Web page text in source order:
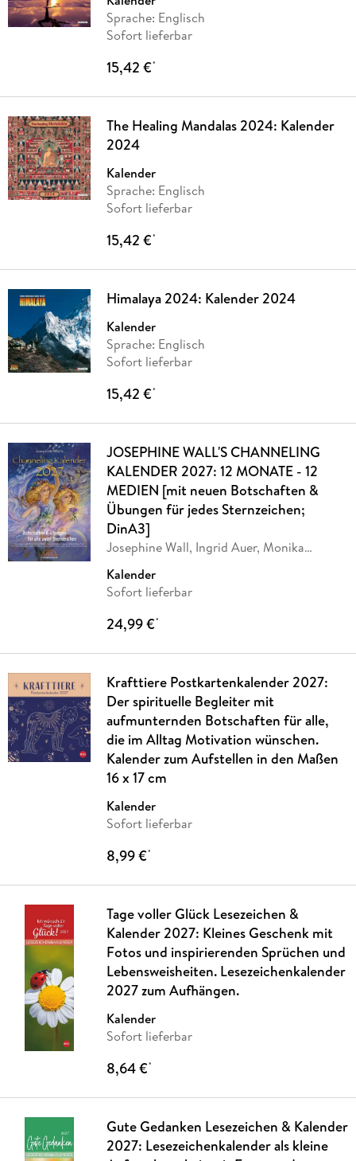
Sprache: Englisch
Sofort lieferbar
15,42 €*
The Healing Mandalas 2024: Kalender
2024
Kalender
Sprache: Englisch
Sofort lieferbar
15,42 €*
Himalaya 2024: Kalender 2024
Kalender
Sprache: Englisch
Sofort lieferbar
15,42 €*
JOSEPHINE WALL'S CHANNELING
KALENDER 2027: 12 MONATE - 12
MEDIEN [mit neuen Botschaften &
Übungen für jedes Sternzeichen;
DinA3]
Josephine Wall, Ingrid Auer, Monika
Kalender
Sofort lieferbar
24,99 €*
Krafttiere Postkartenkalender 2027:
Der spirituelle Begleiter mit
aufmunternden Botschaften für alle,
die im Alltag Motivation wünschen.
Kalender zum Aufstellen in den Maßen
16 x 17 cm
Kalender
Sofort lieferbar
8,99 €*
Tage voller Glück Lesezeichen &
Kalender 2027: Kleines Geschenk mit
Fotos und inspirierenden Sprüchen und
Lebensweisheiten. Lesezeichenkalender
2027 zum Aufhängen.
Kalender
Sofort lieferbar
8,64 €*
Gute Gedanken Lesezeichen & Kalender
2027: Lesezeichenkalender als kleine